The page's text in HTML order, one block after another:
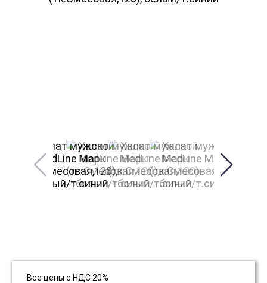
Все цены с НДС 20%